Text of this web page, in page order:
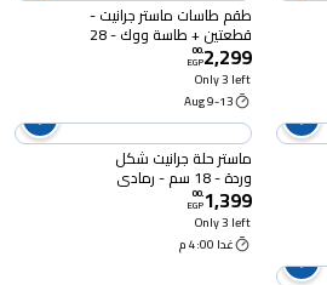
طقم طاسات ماستر جرانيت -
قطعتين + طاسة ووك - 28
سم
2,299
.
00
EGP
Only 3 left
9-13 Aug
ماستر حلة جرانيت شكل
وردة - 18 سم - رمادي
1,399
.
00
EGP
Only 3 left
غدا 4:00 م